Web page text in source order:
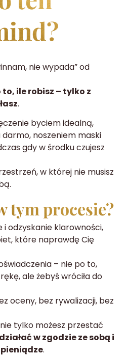
nie wypada” od
to, ile robisz – tylko z
.
byciem idealną,
noszeniem maski
gdy w środku czujesz
w której nie musisz
tym procesie?
odzyskanie klarowności,
które naprawdę Cię
– nie po to,
ale żebyś wróciła do
oceny, bez rywalizacji, bez
tylko możesz przestać
w zgodzie ze sobą i
.